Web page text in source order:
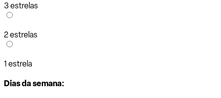
3 estrelas
2 estrelas
1 estrela
Dias da semana: